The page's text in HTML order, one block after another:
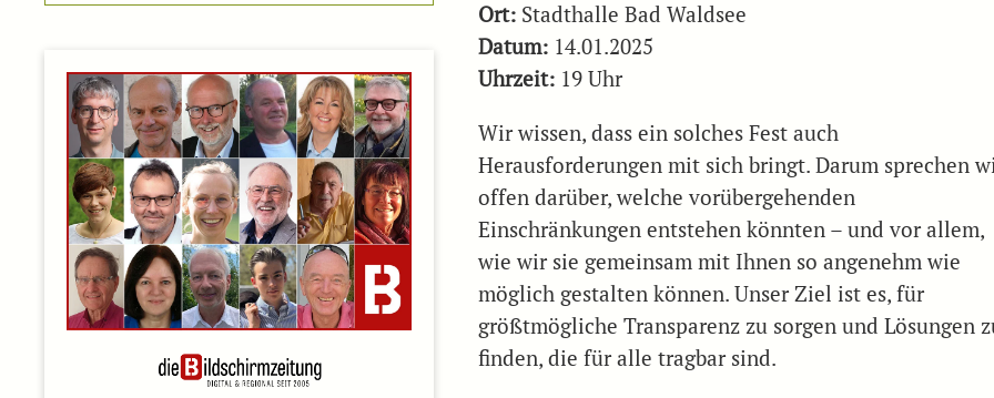
Ort: Stadthalle Bad Waldsee
Datum: 14.01.2025
Uhrzeit: 19 Uhr
Wir wissen, dass ein solches Fest auch
Herausforderungen mit sich bringt. Darum sprechen
offen darüber, welche vorübergehenden
Einschränkungen entstehen könnten – und vor allem,
wie wir sie gemeinsam mit Ihnen so angenehm wie
möglich gestalten können. Unser Ziel ist es, für
größtmögliche Transparenz zu sorgen und Lösungen
finden, die für alle tragbar sind.